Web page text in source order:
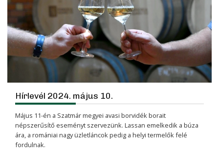
Hírlevél 2024. május 10.
Május 11-én a Szatmár megyei avasi borvidék borait
népszerűsítő eseményt szervezünk. Lassan emelkedik a búza
ára, a romániai nagy üzletláncok pedig a helyi termelők felé
fordulnak.